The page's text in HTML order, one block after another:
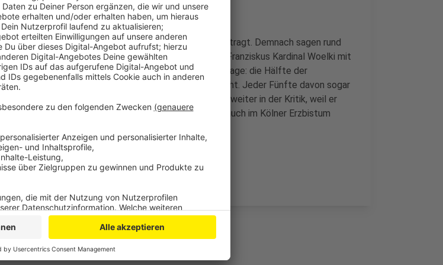
hatte das INSA-Institut mit der Umfrage beauftragt. Demnach sagen rund
der katholisch Gläubigen in Deutschland, dass Papst Franziskus Kardinal Woelki mit
abberufen soll. Ein weiteres Ergebnis der Umfrage: die Hälfte der
Menschen hat schon an einen Kirchenaustritt gedacht. Jeder Fünfte davon sogar
wegen des umstrittenen Kölner Kardinals. Der steht weiter in der Kritik, weil er
ein Gutachten zum Umgang mit sexuellem Missbrauch im Kölner Erzbistum